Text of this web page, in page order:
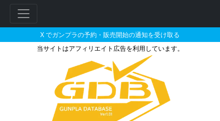
X でガンプラの予約・販売開始の通知を受け取る
当サイトはアフィリエイト広告を利用しています。
ガンダム・バルバトスのガンプ